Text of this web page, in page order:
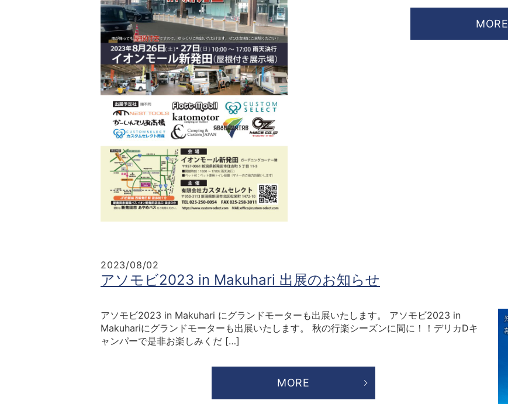
MORE
2023/08/02
アソモビ2023 in Makuhari 出展のお知らせ
アソモビ2023 in Makuhari にグランドモーターも出展いたします。 アソモビ2023 in
Makuhariにグランドモーターも出展いたします。 秋の行楽シーズンに間に！！デリカDキ
ャンパーで是非お楽しみくだ […]
MORE